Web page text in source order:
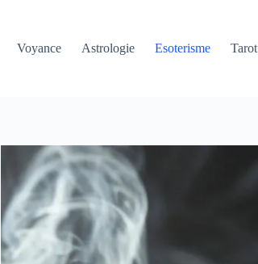
Voyance Astrologie Esoterisme Tarot